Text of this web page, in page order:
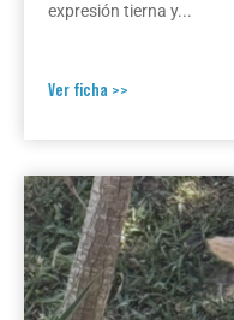
expresión tierna y...
Ver ficha >>